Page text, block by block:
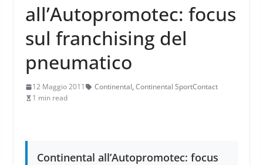
all’Autopromotec: focus
sul franchising del
pneumatico
12 Maggio 2011 Continental, Continental SportContact
1 min read
Continental all’Autopromotec: focus